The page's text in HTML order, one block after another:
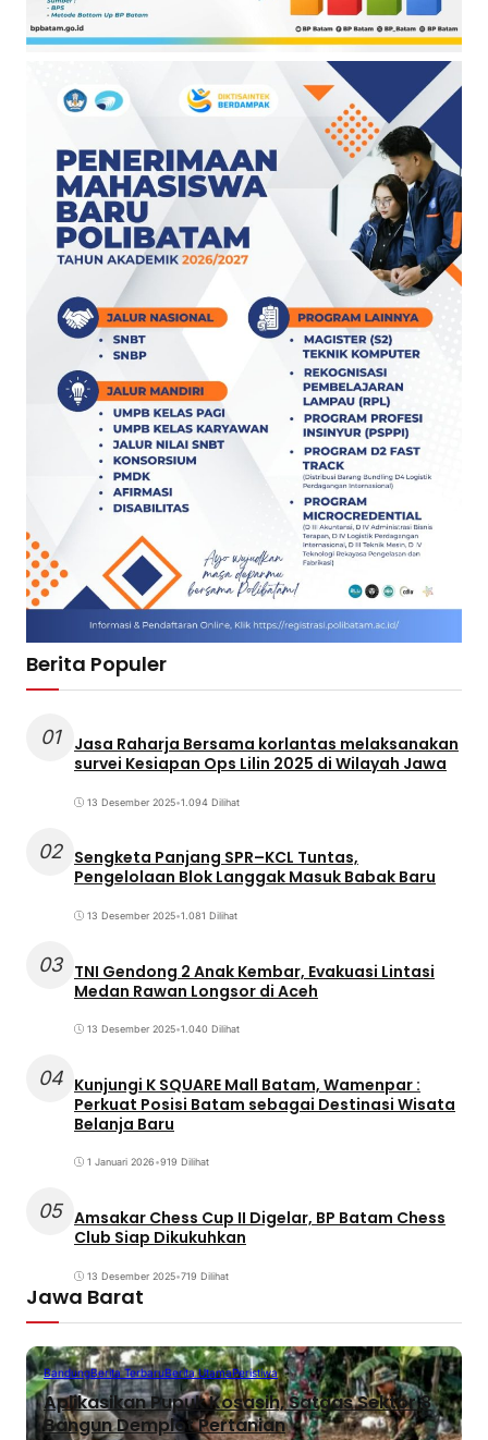
Berita Populer
01
Jasa Raharja Bersama korlantas melaksanakan
survei Kesiapan Ops Lilin 2025 di Wilayah Jawa
13 Desember 2025•1.094 Dilihat
02 Sengketa Panjang SPR–KCL Tuntas,
Pengelolaan Blok Langgak Masuk Babak Baru
13 Desember 2025•1.081 Dilihat
03 TNI Gendong 2 Anak Kembar, Evakuasi Lintasi
Medan Rawan Longsor di Aceh
13 Desember 2025•1.040 Dilihat
04 Kunjungi K SQUARE Mall Batam, Wamenpar :
Perkuat Posisi Batam sebagai Destinasi Wisata
Belanja Baru
1 Januari 2026•919 Dilihat
05 Amsakar Chess Cup II Digelar, BP Batam Chess
Club Siap Dikukuhkan
13 Desember 2025•719 Dilihat
Jawa Barat
BandungBerita TerbaruBerita UtamaPeristiwa
Aplikasikan Pupuk Kosasih, Satgas Sektor 8
Bangun Demplot Pertanian